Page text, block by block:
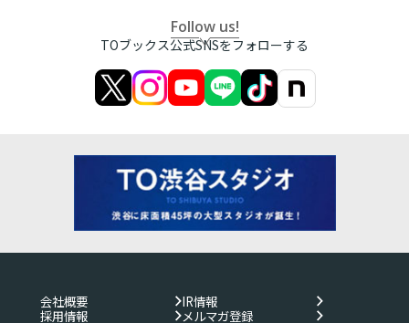
Follow us!
TOブックス公式SNSをフォローする
会社概要
IR情報
採用情報
メルマガ登録